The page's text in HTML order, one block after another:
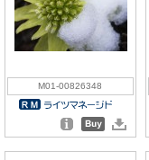
M01-00826348